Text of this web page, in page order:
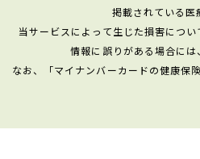
掲載されている医
当サービスによって生じた損害につ
情報に誤りがある場合には
なお、「マイナンバーカードの健康保